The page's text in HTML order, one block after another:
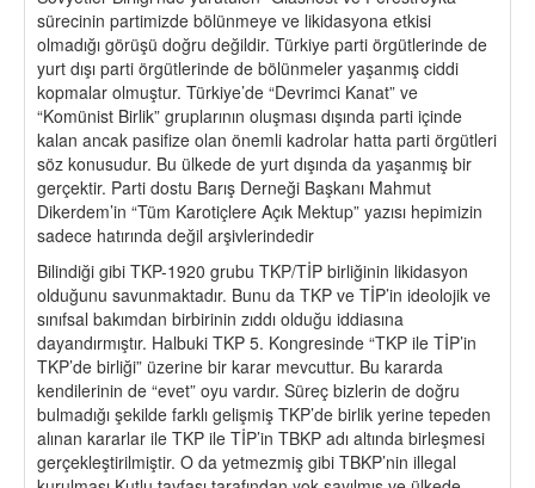
sürecinin partimizde bölünmeye ve likidasyona etkisi
olmadığı görüşü doğru değildir. Türkiye parti örgütlerinde de
yurt dışı parti örgütlerinde de bölünmeler yaşanmış ciddi
kopmalar olmuştur. Türkiye’de “Devrimci Kanat” ve
“Komünist Birlik” gruplarının oluşması dışında parti içinde
kalan ancak pasifize olan önemli kadrolar hatta parti örgütleri
söz konusudur. Bu ülkede de yurt dışında da yaşanmış bir
gerçektir. Parti dostu Barış Derneği Başkanı Mahmut
Dikerdem’in “Tüm Karotiçlere Açık Mektup” yazısı hepimizin
sadece hatırında değil arşivlerindedir
Bilindiği gibi TKP-1920 grubu TKP/TİP birliğinin likidasyon
olduğunu savunmaktadır. Bunu da TKP ve TİP’in ideolojik ve
sınıfsal bakımdan birbirinin zıddı olduğu iddiasına
dayandırmıştır. Halbuki TKP 5. Kongresinde “TKP ile TİP’in
TKP’de birliği” üzerine bir karar mevcuttur. Bu kararda
kendilerinin de “evet” oyu vardır. Süreç bizlerin de doğru
bulmadığı şekilde farklı gelişmiş TKP’de birlik yerine tepeden
alınan kararlar ile TKP ile TİP’in TBKP adı altında birleşmesi
gerçekleştirilmiştir. O da yetmezmiş gibi TBKP’nin illegal